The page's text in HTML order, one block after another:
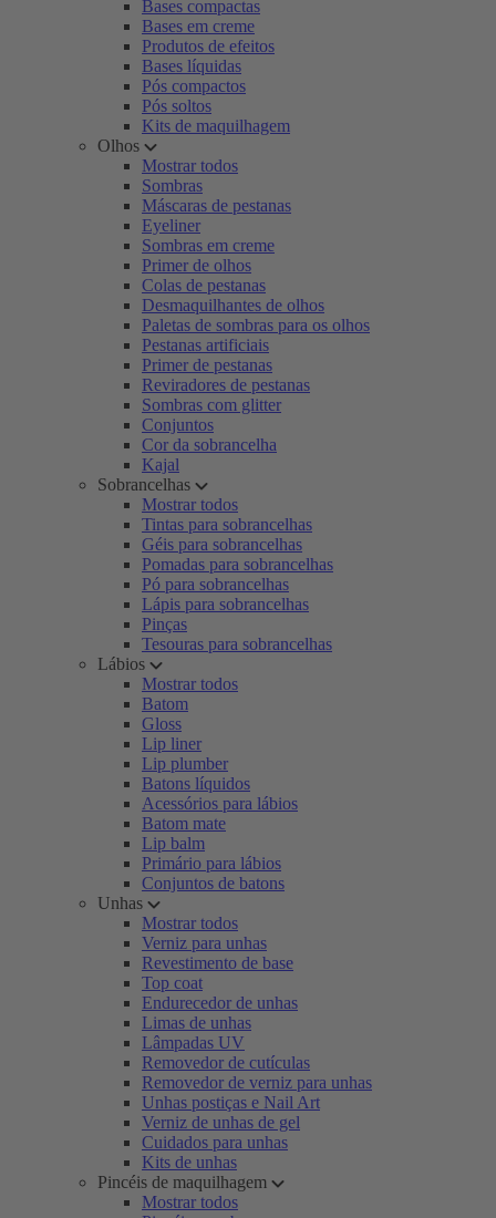
Bases compactas
Bases em creme
Produtos de efeitos
Bases líquidas
Pós compactos
Pós soltos
Kits de maquilhagem
Olhos
Mostrar todos
Sombras
Máscaras de pestanas
Eyeliner
Sombras em creme
Primer de olhos
Colas de pestanas
Desmaquilhantes de olhos
Paletas de sombras para os olhos
Pestanas artificiais
Primer de pestanas
Reviradores de pestanas
Sombras com glitter
Conjuntos
Cor da sobrancelha
Kajal
Sobrancelhas
Mostrar todos
Tintas para sobrancelhas
Géis para sobrancelhas
Pomadas para sobrancelhas
Pó para sobrancelhas
Lápis para sobrancelhas
Pinças
Tesouras para sobrancelhas
Lábios
Mostrar todos
Batom
Gloss
Lip liner
Lip plumber
Batons líquidos
Acessórios para lábios
Batom mate
Lip balm
Primário para lábios
Conjuntos de batons
Unhas
Mostrar todos
Verniz para unhas
Revestimento de base
Top coat
Endurecedor de unhas
Limas de unhas
Lâmpadas UV
Removedor de cutículas
Removedor de verniz para unhas
Unhas postiças e Nail Art
Verniz de unhas de gel
Cuidados para unhas
Kits de unhas
Pincéis de maquilhagem
Mostrar todos